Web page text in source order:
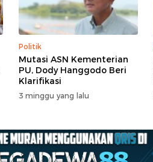
Politik
Mutasi ASN Kementerian
PU, Dody Hanggodo Beri
Klarifikasi
3 minggu yang lalu